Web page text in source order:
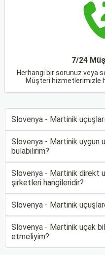
7/24
Herhangi bir sorunuz veya
Müşteri hizmetlerimizle
Slovenya - Martinik
Slovenya - Martinik uygun
bulabilirim?
Slovenya - Martinik direkt
şirketleri hangileridir?
Slovenya - Martinik
Slovenya - Martinik uçak
etmeliyim?